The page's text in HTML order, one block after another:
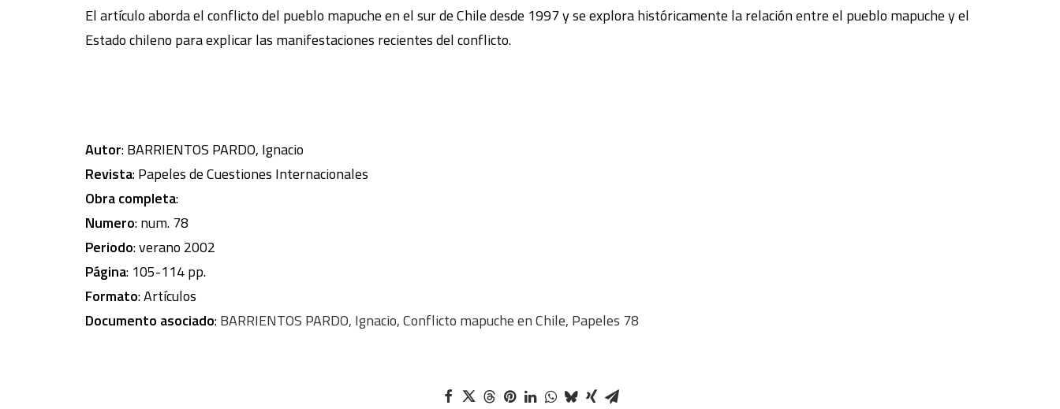
El artículo aborda el conflicto del pueblo mapuche en el sur de Chile desde 1997 y se explora históricamente la relación entre el pueblo mapuche y el
Estado chileno para explicar las manifestaciones recientes del conflicto.
Autor: BARRIENTOS PARDO, Ignacio
Revista: Papeles de Cuestiones Internacionales
Obra completa:
Numero: num. 78
Periodo: verano 2002
Página: 105-114 pp.
Formato: Artículos
Documento asociado:BARRIENTOS PARDO, Ignacio, Conflicto mapuche en Chile, Papeles 78